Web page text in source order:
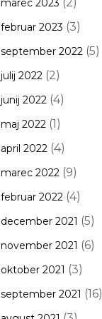
marec 2023
februar 2023 (3)
september 2022(5)
julij 2022(2)
junij 2022(4)
maj 2022(1)
april 2022(4)
marec 2022(9)
februar 2022(4)
december 2021 (5)
november 2021 (6)
oktober 2021 (3)
september 2021 (16)